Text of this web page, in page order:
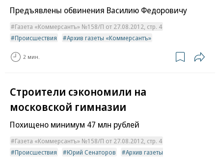
Предъявлены обвинения Василию Федоровичу
Газета «Коммерсантъ» №158/П от 27.08.2012, стр. 4
Происшествия
Архив газеты «Коммерсантъ»
2 мин.
Строители сэкономили на
московской гимназии
Похищено минимум 47 млн рублей
Газета «Коммерсантъ» №158/П от 27.08.2012, стр. 4
Происшествия
Юрий Сенаторов
Архив газеты